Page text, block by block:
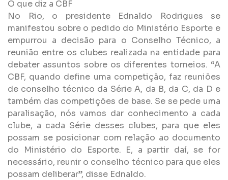
O que diz a CBF
No Rio, o presidente Ednaldo Rodrigues se
manifestou sobre o pedido do Ministério Esporte e
empurrou a decisão para o Conselho Técnico, a
reunião entre os clubes realizada na entidade para
debater assuntos sobre os diferentes torneios. “A
CBF, quando define uma competição, faz reuniões
de conselho técnico da Série A, da B, da C, da D e
também das competições de base. Se se pede uma
paralisação, nós vamos dar conhecimento a cada
clube, a cada Série desses clubes, para que eles
possam se posicionar com relação ao documento
do Ministério do Esporte. E, a partir daí, se for
necessário, reunir o conselho técnico para que eles
possam deliberar”, disse Ednaldo.